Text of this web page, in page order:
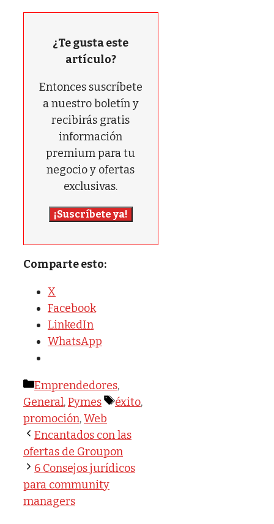
¿Te gusta este
artículo?
Entonces suscríbete
a nuestro boletín y
recibirás gratis
información
premium para tu
negocio y ofertas
exclusivas.
¡Suscríbete ya!
Comparte esto:
X
Facebook
LinkedIn
WhatsApp
Categorías
Emprendedores,
General,Pymes Etiquetas
éxito,
promoción,Web
Encantados con las
ofertas de Groupon
6 Consejos jurídicos
para community
managers